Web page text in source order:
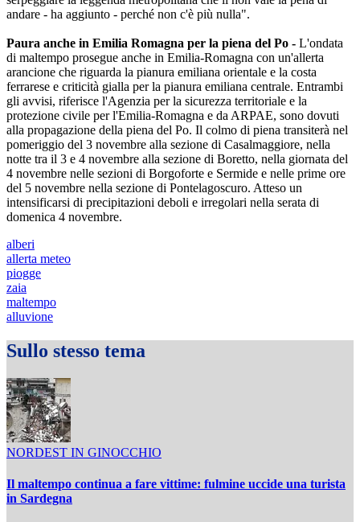
andare - ha aggiunto - perché non c'è più nulla".
Paura anche in Emilia Romagna per la piena del Po - L'ondata
di maltempo prosegue anche in Emilia-Romagna con un'allerta
arancione che riguarda la pianura emiliana orientale e la costa
ferrarese e criticità gialla per la pianura emiliana centrale. Entrambi
gli avvisi, riferisce l'Agenzia per la sicurezza territoriale e la
protezione civile per l'Emilia-Romagna e da ARPAE, sono dovuti
alla propagazione della piena del Po. Il colmo di piena transiterà nel
pomeriggio del 3 novembre alla sezione di Casalmaggiore, nella
notte tra il 3 e 4 novembre alla sezione di Boretto, nella giornata del
4 novembre nelle sezioni di Borgoforte e Sermide e nelle prime ore
del 5 novembre nella sezione di Pontelagoscuro. Atteso un
intensificarsi di precipitazioni deboli e irregolari nella serata di
domenica 4 novembre.
alberi
allerta meteo
piogge
zaia
maltempo
alluvione
Sullo stesso tema
NORDEST IN GINOCCHIO
Il maltempo continua a fare vittime: fulmine uccide una turista
in Sardegna